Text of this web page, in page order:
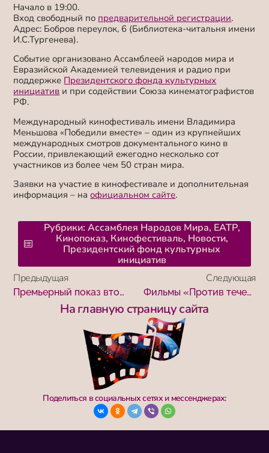
Начало в 19:00.
Вход свободный по предварительной регистрации.
Адрес: Бобров переулок, 6 (Библиотека-читальня имени
И.С.Тургенева).
Событие организовано Ассамблеей народов мира и
Евразийской Академией телевидения и радио при
поддержке Президентского фонда культурных
инициатив и при содействии Союза кинематографистов
РФ.
Международный кинофестиваль имени Владимира
Меньшова «Победили вместе» – один из крупнейших
международных смотров документального кино в
России, привлекающий ежегодно несколько сот
участников из более чем 50 стран мира.
Заявки на участие в кинофестивале и дополнительная
информация – наофициальном сайте.
Рубрики: Ассамблея Народов Мира, ЕАТР,
Кинопоказ, Кинофестиваль, Новости,
Президентский фонд культурных
инициатив
Предыдущая
Премьерный показ второй части дилогии «Люди приграничья» состоялся в Тургеневской библиотеке
Следующая
Фильмы «Против течения» и «Врачи в бронежилетах» показали в Доме культуры хутора Победа Ростовской области
На главную страницу сайта
Поделиться в социальных сетях и мессенджерах: